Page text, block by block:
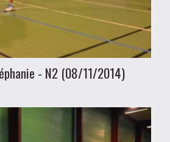
- N2 (08/11/2014)